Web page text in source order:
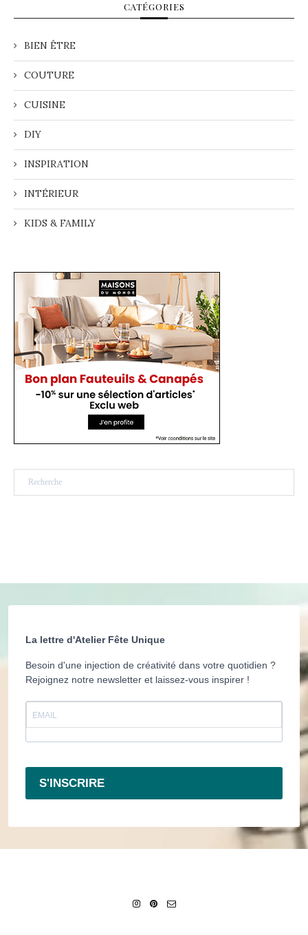
CATÉGORIES
BIEN ÊTRE
COUTURE
CUISINE
DIY
INSPIRATION
INTÉRIEUR
KIDS & FAMILY
La lettre d'Atelier Fête Unique
Besoin d'une injection de créativité dans votre quotidien ?
Rejoignez notre newsletter et laissez-vous inspirer !
S'INSCRIRE